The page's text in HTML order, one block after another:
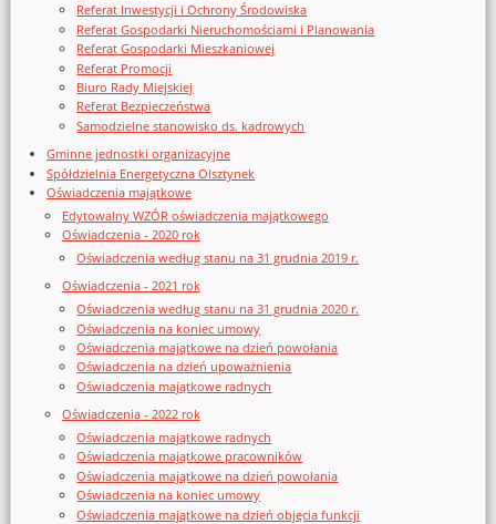
Referat Inwestycji i Ochrony Środowiska
Referat Gospodarki Nieruchomościami i Planowania
Referat Gospodarki Mieszkaniowej
Referat Promocji
Biuro Rady Miejskiej
Referat Bezpieczeństwa
Samodzielne stanowisko ds. kadrowych
Gminne jednostki organizacyjne
Spółdzielnia Energetyczna Olsztynek
Oświadczenia majątkowe
Edytowalny WZÓR oświadczenia majątkowego
Oświadczenia - 2020 rok
Oświadczenia według stanu na 31 grudnia 2019 r.
Oświadczenia - 2021 rok
Oświadczenia według stanu na 31 grudnia 2020 r.
Oświadczenia na koniec umowy
Oświadczenia majątkowe na dzień powołania
Oświadczenia na dzień upoważnienia
Oświadczenia majątkowe radnych
Oświadczenia - 2022 rok
Oświadczenia majątkowe radnych
Oświadczenia majątkowe pracowników
Oświadczenia majątkowe na dzień powołania
Oświadczenia na koniec umowy
Oświadczenia majątkowe na dzień objęcia funkcji